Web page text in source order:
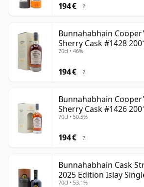
194 € ?
Bunnahabhain
Sherry Cask #1428
70cl • 46%
194 € ?
Bunnahabhain
Sherry Cask #1426
70cl • 50.5%
194 € ?
Bunnahabhain Cask
2025 Edition Islay
70cl • 53.1%